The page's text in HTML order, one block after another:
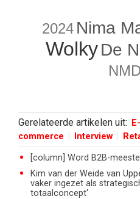
2024 Nima
Wolky De
Gerelateerde artikelen uit:
E-
commerce
Interview
[column] Word B2B-
Kim van der Weide van
vaker ingezet als
totaalconcept'